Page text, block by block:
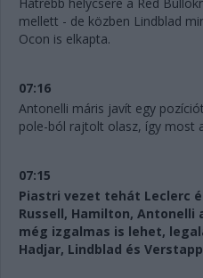
mellett - de közben Lindblad
Ocon is elkapta.
07:16
Antonelli máris javít egy
pole-ból rajtolt olasz, így most
07:15
Piastri vezet tehát Leclerc
Russell, Hamilton, Antonelli
még izgalmas is lehet,
Hadjar, Lindblad és